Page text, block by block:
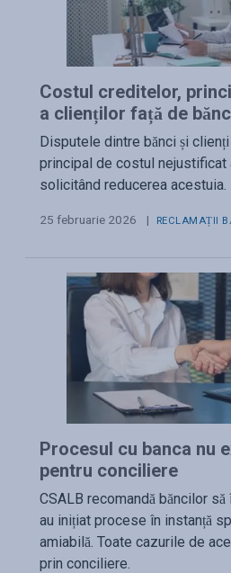
Costul creditelor,
a clienților față de
Disputele dintre bănci și
principal de costul nejustificat
solicitând reducerea acestuia.
25 februarie 2026 | RECLAMAȚII
Procesul cu banca nu
pentru conciliere
CSALB recomandă băncilor
au inițiat procese în instanță
amiabilă. Toate cazurile de
prin conciliere.